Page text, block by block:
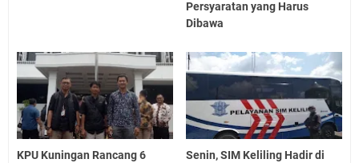
Persyaratan yang Harus
Dibawa
KPU Kuningan Rancang 6
Senin, SIM Keliling Hadir di